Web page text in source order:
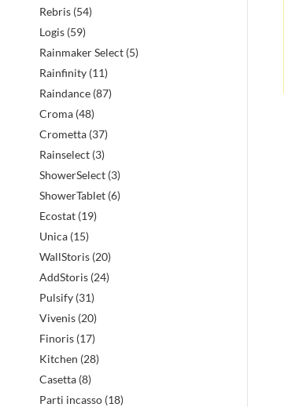
Rebris (54)
Logis (59)
Rainmaker Select (5)
Rainfinity (11)
Raindance (87)
Croma (48)
Crometta (37)
Rainselect (3)
ShowerSelect (3)
ShowerTablet (6)
Ecostat (19)
Unica (15)
WallStoris (20)
AddStoris (24)
Pulsify (31)
Vivenis (20)
Finoris (17)
Kitchen (28)
Casetta (8)
Parti incasso (18)